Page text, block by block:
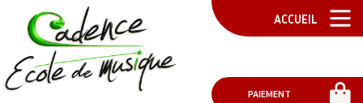
ACCUEIL
PAIEMENT